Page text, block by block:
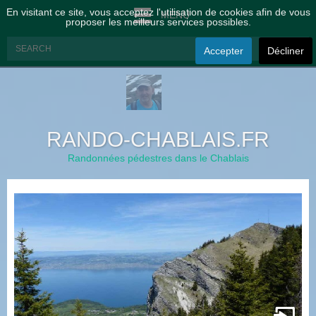
MENU
RANDO-CHABLAIS.FR
Randonnées pédestres dans le Chablais
En visitant ce site, vous acceptez l'utilisation de cookies afin de vous
proposer les meilleurs services possibles.
Accepter Décliner